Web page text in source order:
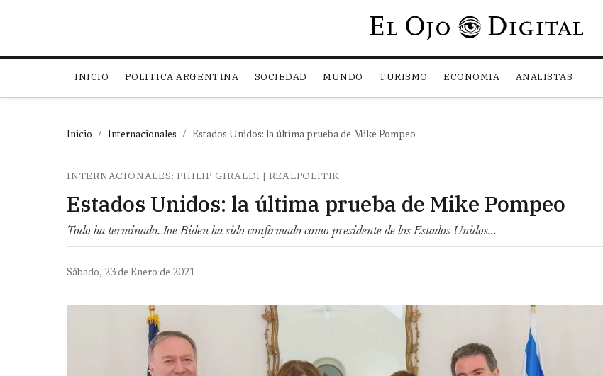
Pasar al contenido principal
INICIO POLITICA ARGENTINA SOCIEDAD MUNDO TURISMO ECONOMIA ANALISTAS
Inicio Internacionales Estados Unidos: la última prueba de Mike Pompeo
INTERNACIONALES: PHILIP GIRALDI | REALPOLITIK
Estados Unidos: la última prueba de Mike Pompeo
Todo ha terminado. Joe Biden ha sido confirmado como presidente de los Estados Unidos...
Sábado, 23 de Enero de 2021